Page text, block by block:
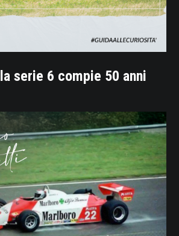
serie 6 compie 50 anni